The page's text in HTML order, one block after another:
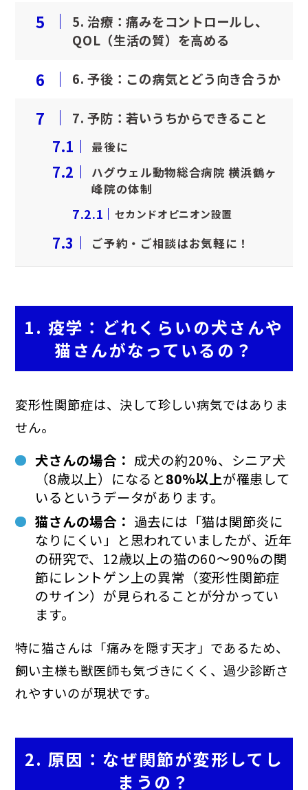
5
5. 治療：痛みをコントロールし、
QOL（生活の質）を高める
6 6. 予後：この病気とどう向き合うか
7 7. 予防：若いうちからできること
7.1 最後に
7.2
ハグウェル動物総合病院 横浜鶴ヶ
峰院の体制
7.2.1 セカンドオピニオン設置
7.3 ご予約・ご相談はお気軽に！
1. 疫学：どれくらいの犬さんや
猫さんがなっているの？
変形性関節症は、決して珍しい病気ではありま
せん。
犬さんの場合： 成犬の約20%、シニア犬
（8歳以上）になると80%以上が罹患して
いるというデータがあります。
猫さんの場合： 過去には「猫は関節炎に
なりにくい」と思われていましたが、近年
の研究で、12歳以上の猫の60〜90%の関
節にレントゲン上の異常（変形性関節症
のサイン）が見られることが分かってい
ます。
特に猫さんは「痛みを隠す天才」であるため、
飼い主様も獣医師も気づきにくく、過少診断さ
れやすいのが現状です。
2. 原因：なぜ関節が変形してし
まうの？